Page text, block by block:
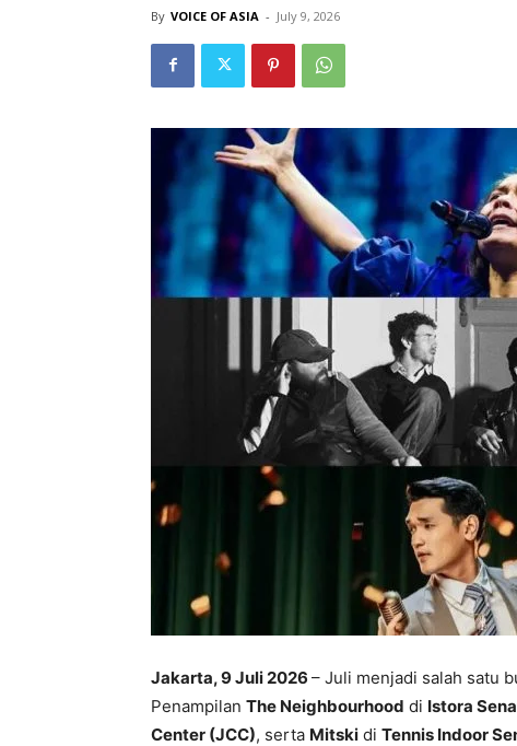
By VOICE OF ASIA - July 9, 2026
Jakarta, 9 Juli 2026 – Juli menjadi salah satu
Penampilan The Neighbourhood di Istora
Center (JCC), serta Mitski di Tennis Indoor